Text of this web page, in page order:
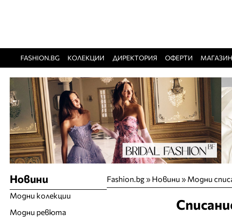
FASHION.BG КОЛЕКЦИИ ДИРЕКТОРИЯ ОФЕРТИ
Fashion.bg» Новини » Модни
Новини
Модни колекции
Модни ревюта